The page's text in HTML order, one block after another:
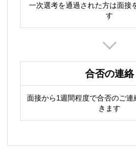
一次選考を通過された方は面接
す
合否の連絡
面接から1週間程度で合否のご
きます